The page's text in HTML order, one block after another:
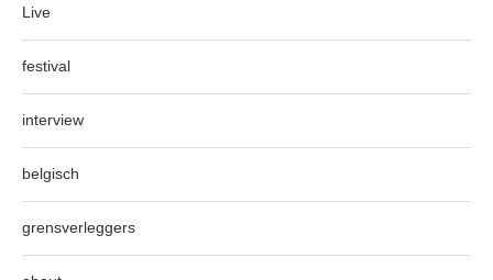
Live
festival
interview
belgisch
grensverleggers